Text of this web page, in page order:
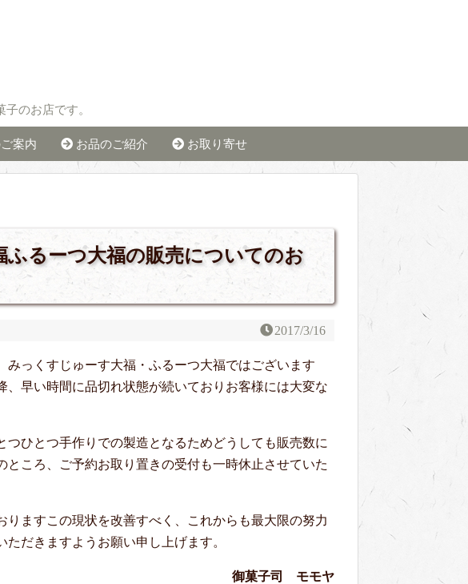
のお店です。
案内 お品のご紹介 お取り寄せ
るーつ大福の販売についてのお
2017/3/16
みっくすじゅーす大福・ふるーつ大福ではございます
、早い時間に品切れ状態が続いておりお客様には大変な
つひとつ手作りでの製造となるためどうしても販売数に
ところ、ご予約お取り置きの受付も一時休止させていた
りますこの現状を改善すべく、これからも最大限の努力
だきますようお願い申し上げます。
御菓子司 モモヤ